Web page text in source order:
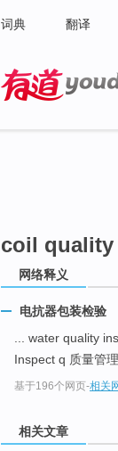
词典 翻译
coil
网络释义
电抗器包装检验
... water quality
Inspect q 质量管理
基于196个网页-相关
相关文章